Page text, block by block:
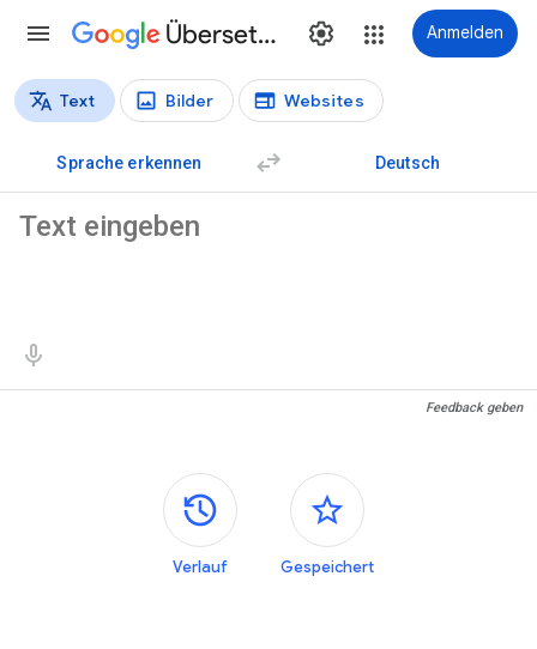
Übersetzer Anmelden
Übersetzungstypen
Text Bilder Websites
Sprache erkennen Deutsch
Feedback geben
Seitenleisten
Verlauf Gespeichert